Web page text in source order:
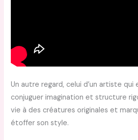
Un autre regard, celui d’un artiste
conjuguer imagination et structure
vie à des créatures originales et
étoffer son style.